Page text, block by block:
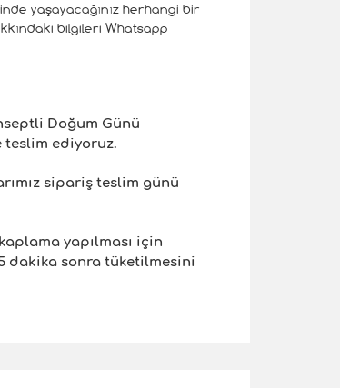
yaşayacağınız herhangi bir
bilgileri Whatsapp
Doğum Günü
teslim ediyoruz.
sipariş teslim günü
yapılması için
dakika sonra tüketilmesini